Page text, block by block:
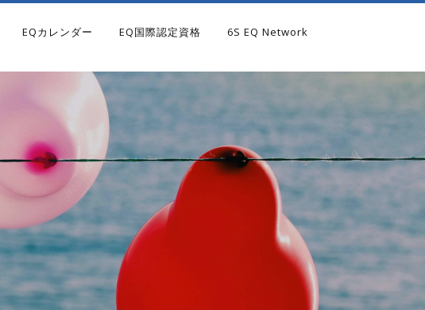
EQカレンダー EQ国際認定資格 6S EQ Network